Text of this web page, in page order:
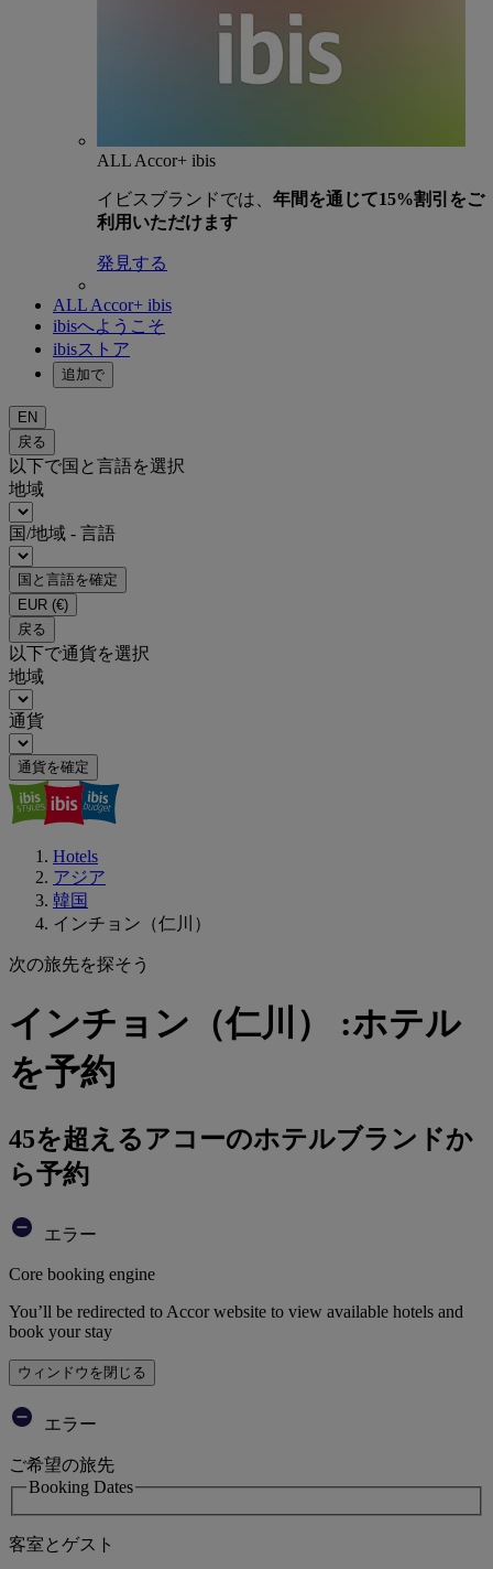
ALL Accor+ ibis
イビスブランドでは、 年間を通じて15%割引をご
利用いただけます
発見する
ALL Accor+ ibis
ibisへようこそ
ibisストア
追加で
EN
戻る
以下で国と言語を選択
地域
国/地域 - 言語
国と言語を確定
EUR (€)
戻る
以下で通貨を選択
地域
通貨
通貨を確定
Hotels
アジア
韓国
インチョン（仁川）
次の旅先を探そう
インチョン（仁川） :ホテル
を予約
45を超えるアコーのホテルブランドか
ら予約
エラー
Core booking engine
You’ll be redirected to Accor website to view available hotels and
book your stay
ウィンドウを閉じる
エラー
ご希望の旅先
Booking Dates
客室とゲスト